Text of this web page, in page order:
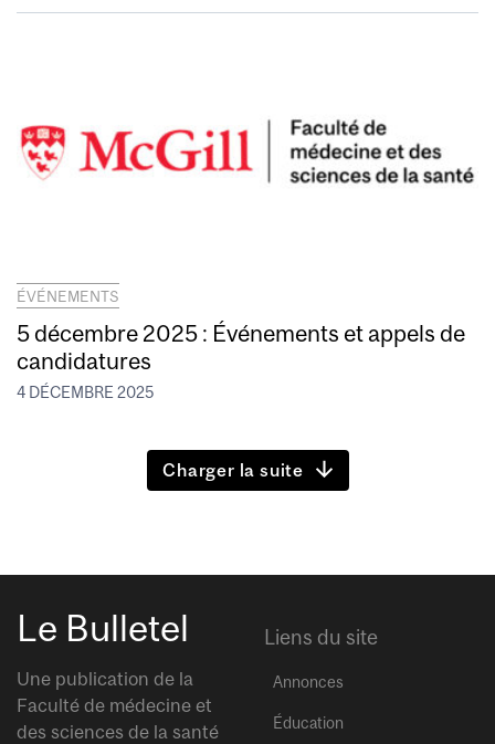
ÉVÉNEMENTS
5 décembre 2025 : Événements et appels de
candidatures
4 DÉCEMBRE 2025
Charger la suite
Le Bulletel
Une publication de la
Faculté de médecine et
des sciences de la santé
Liens du site
Annonces
Éducation